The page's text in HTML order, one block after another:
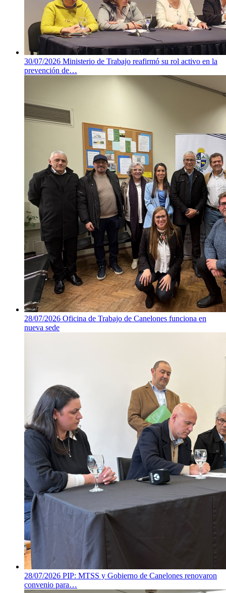
30/07/2026 Ministerio de Trabajo reafirmó su rol activo en la
prevención de…
28/07/2026 Oficina de Trabajo de Canelones funciona en
nueva sede
28/07/2026 PIP: MTSS y Gobierno de Canelones renovaron
convenio para…